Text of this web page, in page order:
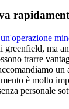
greenfield, ma
trarre
un
è molto
personale